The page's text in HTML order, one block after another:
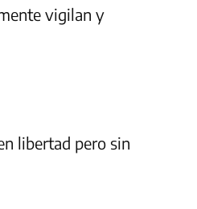
vigilan y
libertad pero sin